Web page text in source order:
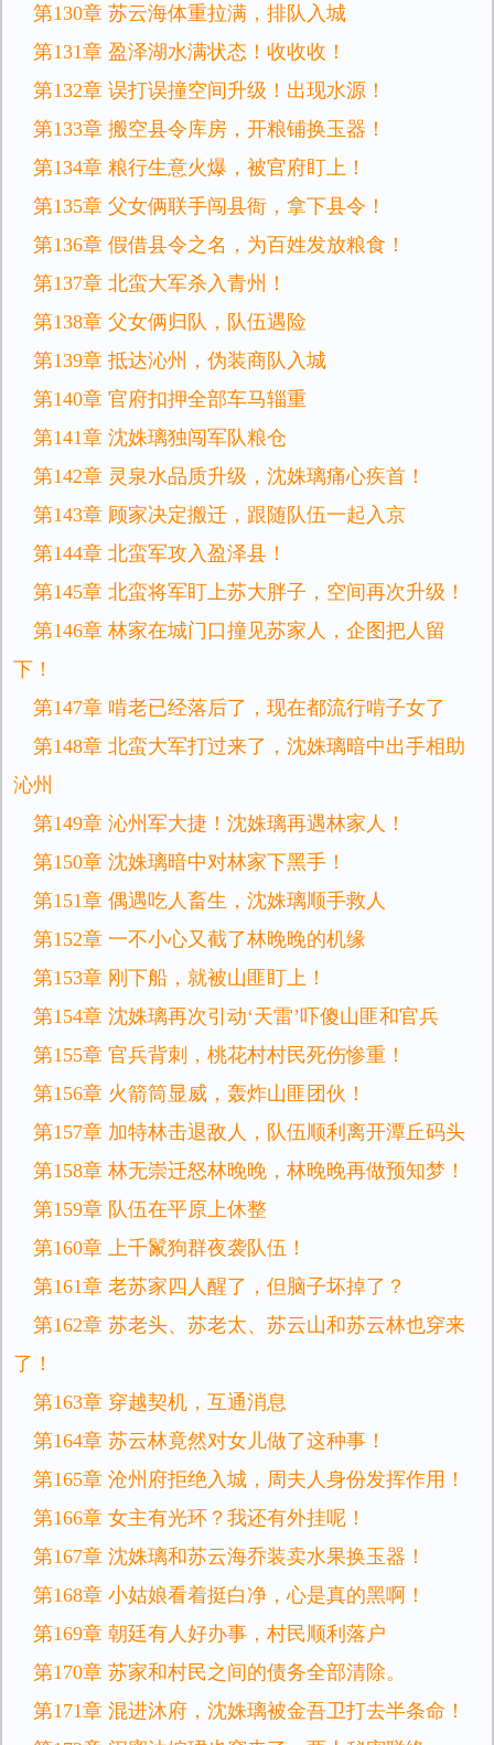
第130章 苏云海体重拉满，排队入城
第131章 盈泽湖水满状态！收收收！
第132章 误打误撞空间升级！出现水源！
第133章 搬空县令库房，开粮铺换玉器！
第134章 粮行生意火爆，被官府盯上！
第135章 父女俩联手闯县衙，拿下县令！
第136章 假借县令之名，为百姓发放粮食！
第137章 北蛮大军杀入青州！
第138章 父女俩归队，队伍遇险
第139章 抵达沁州，伪装商队入城
第140章 官府扣押全部车马辎重
第141章 沈姝璃独闯军队粮仓
第142章 灵泉水品质升级，沈姝璃痛心疾首！
第143章 顾家决定搬迁，跟随队伍一起入京
第144章 北蛮军攻入盈泽县！
第145章 北蛮将军盯上苏大胖子，空间再次升级！
第146章 林家在城门口撞见苏家人，企图把人留
下！
第147章 啃老已经落后了，现在都流行啃子女了
第148章 北蛮大军打过来了，沈姝璃暗中出手相助
沁州
第149章 沁州军大捷！沈姝璃再遇林家人！
第150章 沈姝璃暗中对林家下黑手！
第151章 偶遇吃人畜生，沈姝璃顺手救人
第152章 一不小心又截了林晚晚的机缘
第153章 刚下船，就被山匪盯上！
第154章 沈姝璃再次引动‘天雷’吓傻山匪和官兵
第155章 官兵背刺，桃花村村民死伤惨重！
第156章 火箭筒显威，轰炸山匪团伙！
第157章 加特林击退敌人，队伍顺利离开潭丘码头
第158章 林无崇迁怒林晚晚，林晚晚再做预知梦！
第159章 队伍在平原上休整
第160章 上千鬣狗群夜袭队伍！
第161章 老苏家四人醒了，但脑子坏掉了？
第162章 苏老头、苏老太、苏云山和苏云林也穿来
了！
第163章 穿越契机，互通消息
第164章 苏云林竟然对女儿做了这种事！
第165章 沧州府拒绝入城，周夫人身份发挥作用！
第166章 女主有光环？我还有外挂呢！
第167章 沈姝璃和苏云海乔装卖水果换玉器！
第168章 小姑娘看着挺白净，心是真的黑啊！
第169章 朝廷有人好办事，村民顺利落户
第170章 苏家和村民之间的债务全部清除。
第171章 混进沐府，沈姝璃被金吾卫打去半条命！